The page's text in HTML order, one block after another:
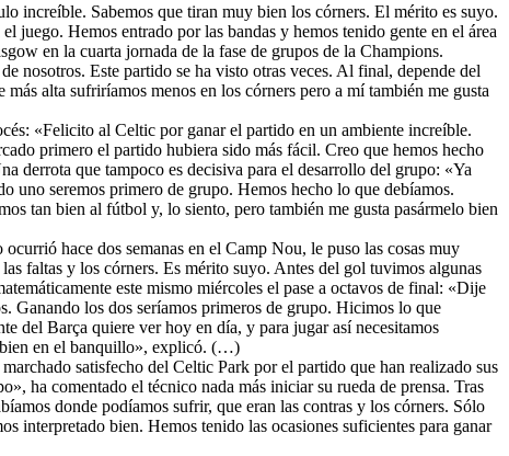
increíble. Sabemos que tiran muy bien los córners. El mérito es suyo.
juego. Hemos entrado por las bandas y hemos tenido gente en el área
en la cuarta jornada de la fase de grupos de la Champions.
nosotros. Este partido se ha visto otras veces. Al final, depende del
alta sufriríamos menos en los córners pero a mí también me gusta
«Felicito al Celtic por ganar el partido en un ambiente increíble.
primero el partido hubiera sido más fácil. Creo que hemos hecho
derrota que tampoco es decisiva para el desarrollo del grupo: «Ya
uno seremos primero de grupo. Hemos hecho lo que debíamos.
tan bien al fútbol y, lo siento, pero también me gusta pasármelo bien
hace dos semanas en el Camp Nou, le puso las cosas muy
faltas y los córners. Es mérito suyo. Antes del gol tuvimos algunas
este mismo miércoles el pase a octavos de final: «Dije
Ganando los dos seríamos primeros de grupo. Hicimos lo que
del Barça quiere ver hoy en día, y para jugar así necesitamos
bien en el banquillo», explicó. (…)
satisfecho del Celtic Park por el partido que han realizado sus
ha comentado el técnico nada más iniciar su rueda de prensa. Tras
donde podíamos sufrir, que eran las contras y los córners. Sólo
interpretado bien. Hemos tenido las ocasiones suficientes para ganar